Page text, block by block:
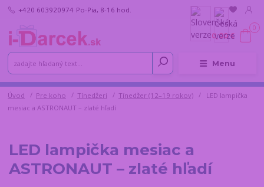
Menu
+420 603920974 Po-Pia, 8-16 hod.
0
0,00 €
Úvod Pre koho Tínedžeri Tínedžer (12–19 rokov)
LED lampička
mesiac a ASTRONAUT – zlaté hľadí
LED lampička mesiac a
ASTRONAUT – zlaté hľadí